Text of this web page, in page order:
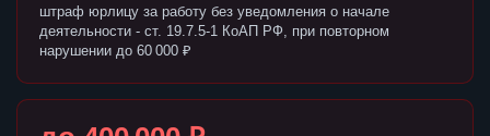
штраф юрлицу за работу без уведомления о начале
деятельности - ст. 19.7.5-1 КоАП РФ, при повторном
нарушении до 60 000 ₽